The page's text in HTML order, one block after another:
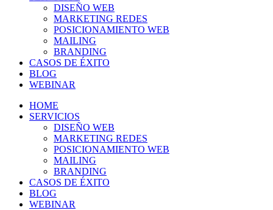
DISEÑO WEB
MARKETING REDES
POSICIONAMIENTO WEB
MAILING
BRANDING
CASOS DE ÉXITO
BLOG
WEBINAR
HOME
SERVICIOS
DISEÑO WEB
MARKETING REDES
POSICIONAMIENTO WEB
MAILING
BRANDING
CASOS DE ÉXITO
BLOG
WEBINAR